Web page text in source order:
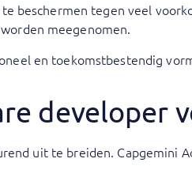
beschermen tegen veel
meegenomen.
en toekomstbestendig
developer
uit te breiden. Capgemini